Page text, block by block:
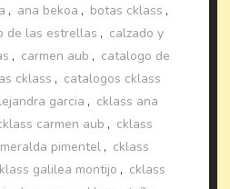
, ana bekoa , botas cklass ,
de las estrellas , calzado y
, carmen aub , catalogo de
cklass , catalogos cklass
garcia , cklass ana
carmen aub , cklass
pimentel , cklass
galilea montijo , cklass